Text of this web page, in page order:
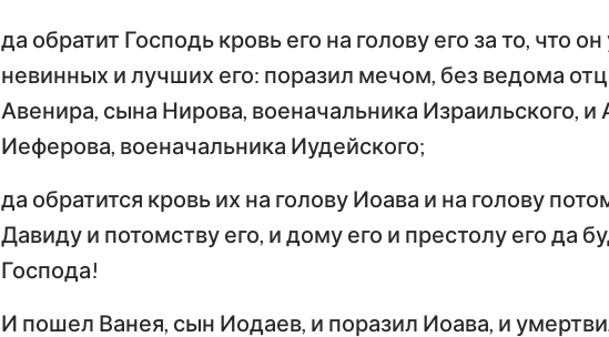
да обратит Господь кровь его на голову его за то, что
невинных и лучших его: поразил мечом, без ведома
Авенира, сына Нирова, военачальника Израильского, и
Иеферова, военачальника Иудейского;
да обратится кровь их на голову Иоава и на голову
Давиду и потомству его, и дому его и престолу его да
Господа!
И пошел Ванея, сын Иодаев, и поразил Иоава, и